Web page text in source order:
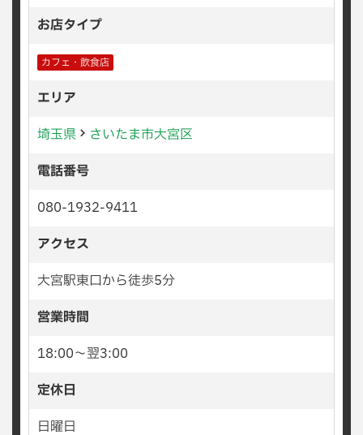
お店タイプ
カフェ・飲食店
エリア
埼玉県
さいたま市大宮区
電話番号
080-1932-9411
アクセス
大宮駅東口から徒歩5分
営業時間
18:00〜翌3:00
定休日
日曜日